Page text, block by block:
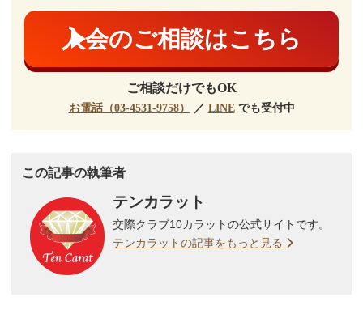
入会のご相談はこちら
ご相談だけでもOK
お電話（03-4531-9758） ／ LINEでも受付中
この記事の執筆者
テンカラット
交際クラブ10カラットの公式サイトです。
テンカラットの記事をもっと見る